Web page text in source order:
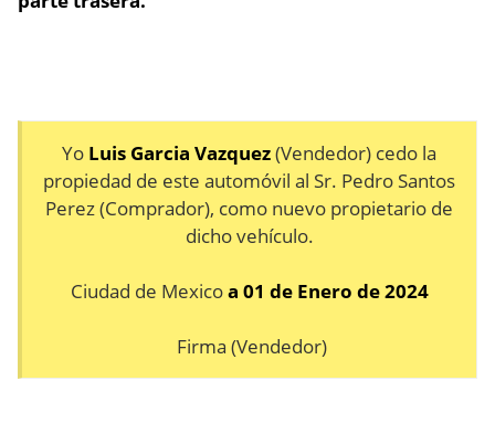
Yo Luis Garcia Vazquez(Vendedor) cedo la
propiedad de este automóvil al Sr. Pedro Santos
Perez (Comprador), como nuevo propietario de
dicho vehículo.
Ciudad de Mexicoa 01 de Enero de 2024
Firma (Vendedor)